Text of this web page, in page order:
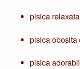
pisica
pisica obosita
pisica